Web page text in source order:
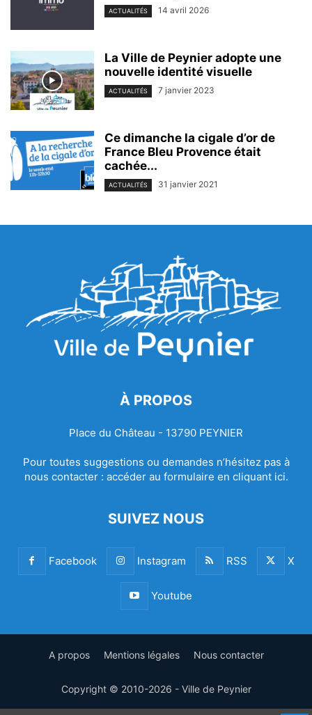
ACTUALITÉS 14 avril 2026
La Ville de Peynier adopte une
nouvelle identité visuelle
ACTUALITÉS 7 janvier 2023
Ce dimanche la cigale d’or de
France Bleu Provence était
cachée...
ACTUALITÉS 31 janvier 2021
À PROPOS
Place du Château - 13790 PEYNIER
Pour toutes suggestions ou demandes n’hésitez pas à
nous contacter : accéder au formulaire en cliquant ici.
SUIVEZ NOUS
Facebook Instagram RSS X
Youtube
A propos Mentions légales Nous contacter
Copyright © 2010-2026 - Ville de Peynier